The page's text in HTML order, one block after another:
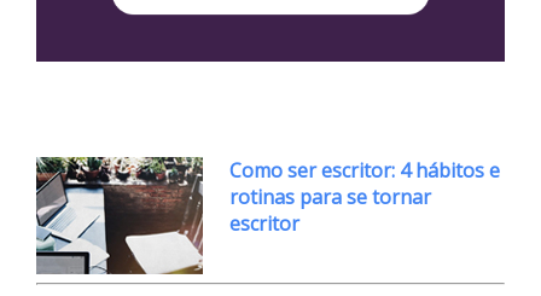
Como ser escritor: 4 hábitos e
rotinas para se tornar
escritor